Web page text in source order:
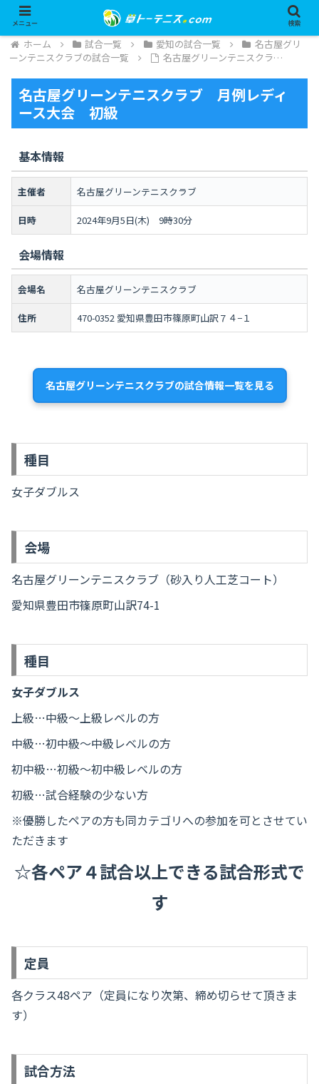
ホーム 試合一覧 愛知の試合一覧
名古屋グリ
ーンテニスクラブの試合一覧
名古屋グリーンテニスクラ…
名古屋グリーンテニスクラブ 月例レディ
ース大会 初級
基本情報
主催者 名古屋グリーンテニスクラブ
日時 2024年9月5日(木) 9時30分
会場情報
会場名 名古屋グリーンテニスクラブ
住所 470-0352 愛知県豊田市篠原町山訳７４−１
名古屋グリーンテニスクラブの試合情報一覧を見る
種目
女子ダブルス
会場
名古屋グリーンテニスクラブ（砂入り人工芝コート）
愛知県豊田市篠原町山訳74-1
種目
女子ダブルス
上級…中級～上級レベルの方
中級…初中級～中級レベルの方
初中級…初級～初中級レベルの方
初級…試合経験の少ない方
※優勝したペアの方も同カテゴリへの参加を可とさせてい
ただきます
☆各ペア４試合以上できる試合形式で
す
定員
各クラス48ペア（定員になり次第、締め切らせて頂きま
す）
試合方法
メニュー 検索